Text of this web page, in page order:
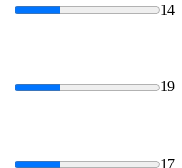
14
19
17